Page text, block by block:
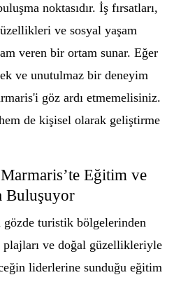
noktasıdır. İş fırsatları,
ve sosyal yaşam
veren bir ortam sunar. Eğer
ve unutulmaz bir deneyim
göz ardı etmemelisiniz.
de kişisel olarak geliştirme
Eğitim ve
Buluşuyor
turistik bölgelerinden
plajları ve doğal güzellikleriyle
liderlerine sunduğu eğitim